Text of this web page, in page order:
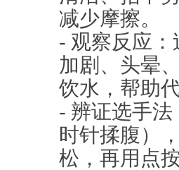
减少摩擦。
- 观察反应
加剧、头晕
饮水，帮助
- 辨证选手
时针揉腹）
松，再用点